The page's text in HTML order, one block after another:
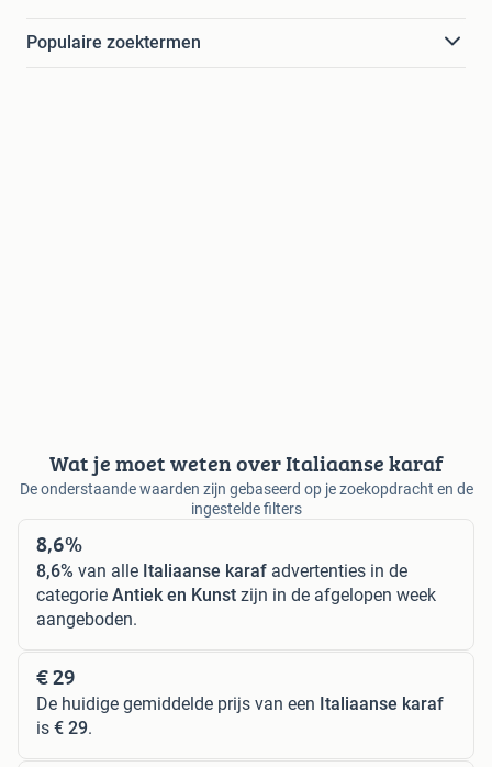
Populaire zoektermen
Wat je moet weten over Italiaanse karaf
De onderstaande waarden zijn gebaseerd op je zoekopdracht en de
ingestelde filters
8,6%
8,6% van alle Italiaanse karaf advertenties in de
categorie Antiek en Kunst zijn in de afgelopen week
aangeboden.
€ 29
De huidige gemiddelde prijs van een Italiaanse karaf
is € 29.